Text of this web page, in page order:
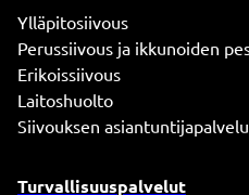
Ylläpitosiivous
Perussiivous ja ikkunoiden
Erikoissiivous
Laitoshuolto
Siivouksen
Turvallisuuspalvelut